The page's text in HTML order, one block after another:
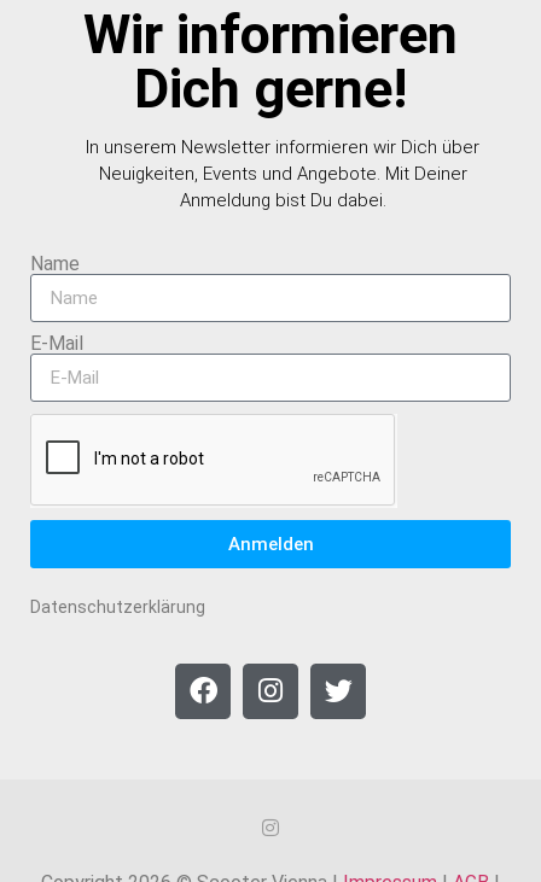
Wir informieren
Dich gerne!
In unserem Newsletter informieren wir Dich über
Neuigkeiten, Events und Angebote. Mit Deiner
Anmeldung bist Du dabei.
Name
E-Mail
Anmelden
Datenschutzerklärung